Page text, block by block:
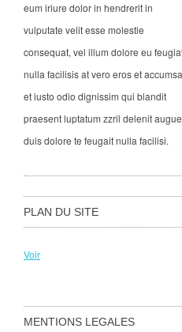
eum iriure dolor in hendrerit in
vulputate velit esse molestie
consequat, vel illum dolore eu
nulla facilisis at vero eros et
et iusto odio dignissim qui blandit
praesent luptatum zzril delenit augue
duis dolore te feugait nulla facilisi.
PLAN DU SITE
Voir
MENTIONS LEGALES